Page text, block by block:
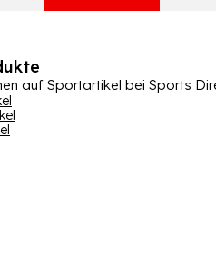
auf Sportartikel bei Sports
Wir bieten dir eine
Preisvorteile auf Top-
diesen fantastischen